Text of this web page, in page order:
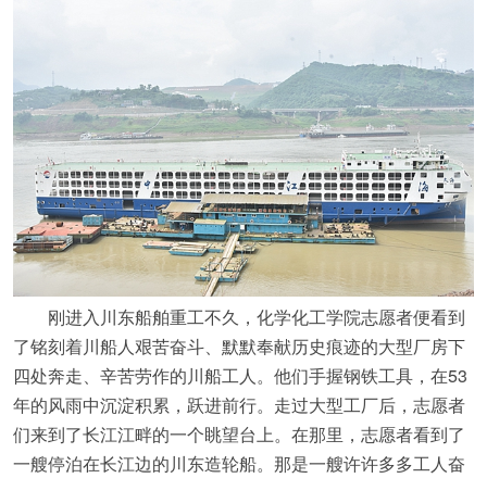
刚进入川东船舶重工不久，化学化工学院志愿者便看到
了铭刻着川船人艰苦奋斗、默默奉献历史痕迹的大型厂房下
四处奔走、辛苦劳作的川船工人。他们手握钢铁工具，在53
年的风雨中沉淀积累，跃进前行。走过大型工厂后，志愿者
们来到了长江江畔的一个眺望台上。在那里，志愿者看到了
一艘停泊在长江边的川东造轮船。那是一艘许许多多工人奋